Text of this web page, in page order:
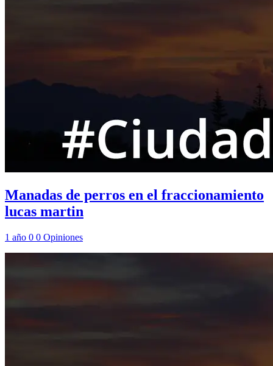
Manadas de perros en el fraccionamiento
lucas martin
1 año 0 0 Opiniones